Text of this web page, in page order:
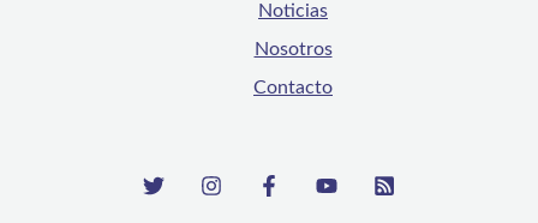
Noticias
Nosotros
Contacto